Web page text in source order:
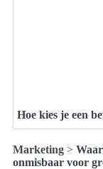
Hoe kies je een
Marketing >
onmisbaar voor